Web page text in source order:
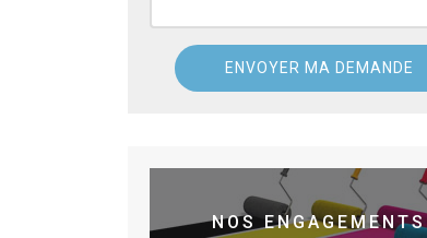
NOS ENGAGEMENTS